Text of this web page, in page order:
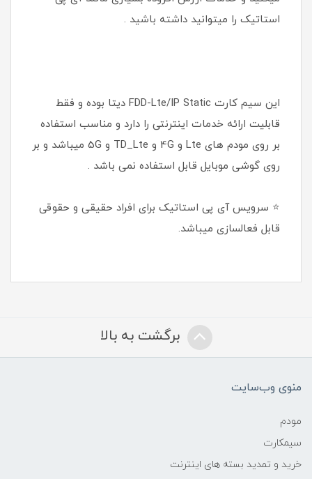
استاتیک را میتوانید داشته باشید .
این سیم کارت FDD-Lte/IP Static دیتا بوده و فقط
قابلیت ارائه خدمات اینترنتی را دارد و مناسب استفاده
بر روی مودم های Lte و 4G و TD_Lte و 5G میباشد و بر
روی گوشی موبایل قابل استفاده نمی باشد .
⭐ سرویس آی پی استاتیک برای افراد حقیقی و حقوقی
قابل فعالسازی میباشد.
برگشت به بالا
منوی وب‌سایت
مودم
سیمکارت
خرید و تمدید بسته های اینترنت